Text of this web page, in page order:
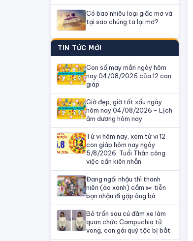
Có bao nhiêu loại giấc mơ và
tại sao chúng ta lại mơ?
TIN TỨC MỚI
Con số may mắn ngày hôm
nay 04/08/2026 của 12 con
giáp
Giờ đẹp, giờ tốt xấu ngày
hôm nay 04/08/2026 - Lịch
âm dương hôm nay
Tử vi hôm nay, xem tử vi 12
con giáp hôm nay ngày
5/8/2026: Tuổi Thân công
việc cần kiên nhẫn
Đang ngồi nhậu thì thanh
niên (áo xanh) cầm ✂️ tiễn
bạn nhậu đi gặp ông bà
Bỏ trốn sau cú đâm xe làm
quan chức Campuchia tử
vong, con gái quý tộc bị bắt